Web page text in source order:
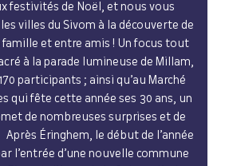
festivités de Noël, et nous vous
villes du Sivom à la découverte de
famille et entre amis ! Un focus tout
à la parade lumineuse de Millam,
participants ; ainsi qu’au Marché
qui fête cette année ses 30 ans, un
de nombreuses surprises et de
Éringhem, le début de l’année
l’entrée d’une nouvelle commune